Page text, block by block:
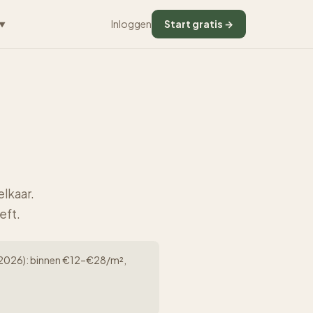
▼ Inloggen Start gratis →
binnen €12–€28/m²,